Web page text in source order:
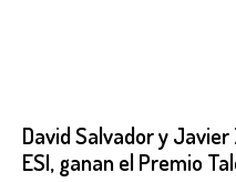
David Salvador y
ESI, ganan el Premio